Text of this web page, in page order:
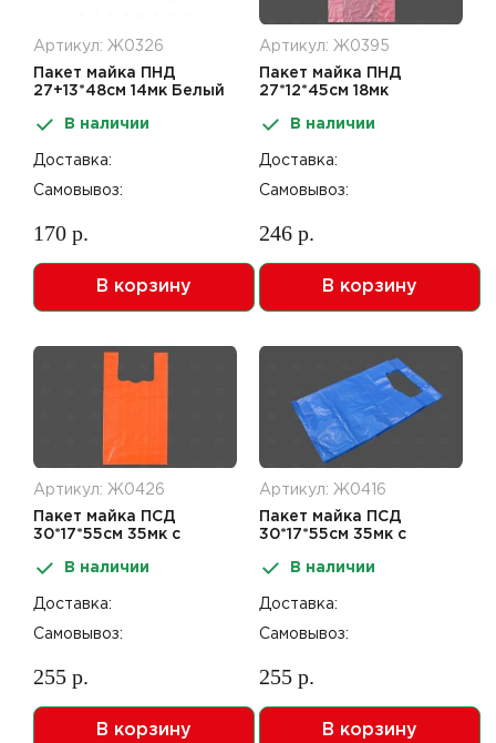
Артикул: Ж0326
Пакет майка ПНД
27+13*48см 14мк Белый
В наличии
Доставка:
Самовывоз:
170 р.
В корзину
Артикул: Ж0395
Пакет майка ПНД
27*12*45см 18мк
В наличии
Доставка:
Самовывоз:
246 р.
В корзину
Артикул: Ж0426
Пакет майка ПСД
30*17*55см 35мк с
В наличии
Доставка:
Самовывоз:
255 р.
В корзину
Артикул: Ж0416
Пакет майка ПСД
30*17*55см 35мк с
В наличии
Доставка:
Самовывоз:
255 р.
В корзину